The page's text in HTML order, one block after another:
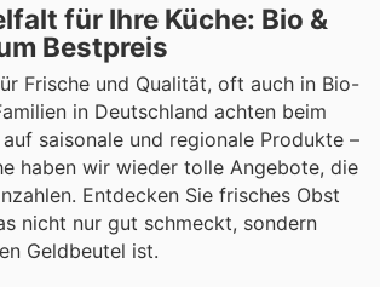
für Ihre Küche: Bio &
Bestpreis
Frische und Qualität, oft auch in Bio-
in Deutschland achten beim
saisonale und regionale Produkte –
haben wir wieder tolle Angebote, die
Entdecken Sie frisches Obst
nicht nur gut schmeckt, sondern
Geldbeutel ist.